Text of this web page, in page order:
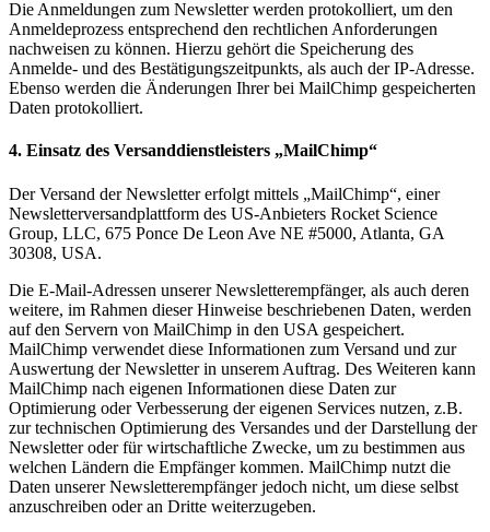
Die Anmeldungen zum Newsletter werden protokolliert, um den
Anmeldeprozess entsprechend den rechtlichen Anforderungen
nachweisen zu können. Hierzu gehört die Speicherung des
Anmelde- und des Bestätigungszeitpunkts, als auch der IP-Adresse.
Ebenso werden die Änderungen Ihrer bei MailChimp gespeicherten
Daten protokolliert.
4. Einsatz des Versanddienstleisters „MailChimp“
Der Versand der Newsletter erfolgt mittels „MailChimp“, einer
Newsletterversandplattform des US-Anbieters Rocket Science
Group, LLC, 675 Ponce De Leon Ave NE #5000, Atlanta, GA
30308, USA.
Die E-Mail-Adressen unserer Newsletterempfänger, als auch deren
weitere, im Rahmen dieser Hinweise beschriebenen Daten, werden
auf den Servern von MailChimp in den USA gespeichert.
MailChimp verwendet diese Informationen zum Versand und zur
Auswertung der Newsletter in unserem Auftrag. Des Weiteren kann
MailChimp nach eigenen Informationen diese Daten zur
Optimierung oder Verbesserung der eigenen Services nutzen, z.B.
zur technischen Optimierung des Versandes und der Darstellung der
Newsletter oder für wirtschaftliche Zwecke, um zu bestimmen aus
welchen Ländern die Empfänger kommen. MailChimp nutzt die
Daten unserer Newsletterempfänger jedoch nicht, um diese selbst
anzuschreiben oder an Dritte weiterzugeben.